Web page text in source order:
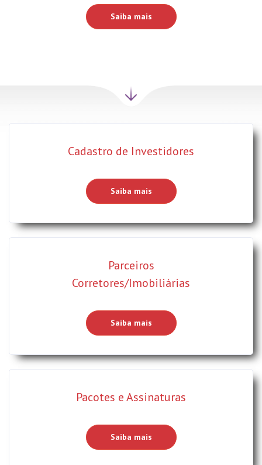
Saiba mais
seção
Cadastro de Investidores
Saiba mais
Parceiros
Corretores/Imobiliárias
Saiba mais
Pacotes e Assinaturas
Saiba mais